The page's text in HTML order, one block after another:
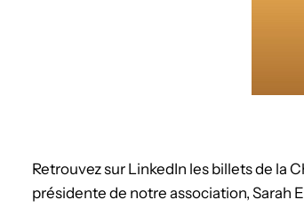
Retrouvez sur LinkedIn les billets de la
présidente de notre association, Sarah